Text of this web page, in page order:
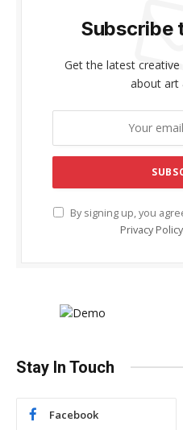
Subscribe
Get the latest
about art
By signing up, you
Privacy Policy
Stay In Touch
Facebook